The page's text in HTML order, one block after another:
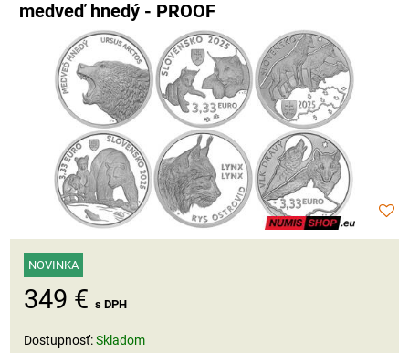
medveď hnedý - PROOF
NOVINKA
349 € s DPH
Dostupnosť:Skladom